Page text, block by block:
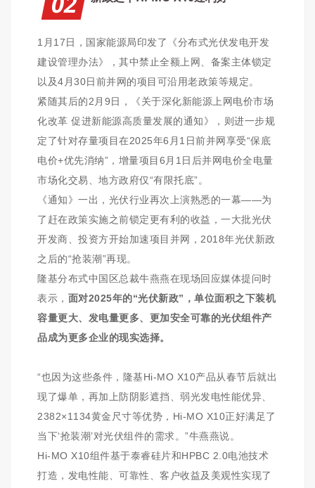
1月17日，国家能源局印发了《分布式光伏发电开发
建设管理办法》，其中禁止全额上网、备案主体锁定
以及4月30日前并网的项目可沿用老政策等规定。
紧随其后的2月9日，《关于深化新能源上网电价市场
化改革 促进新能源高质量发展的通知》，则进一步规
定了针对存量项目在2025年6月1日前并网享受“保底
电价+优先消纳”，增量项目6月1日后并网电价全电量
市场化交易、地方政府仅“有限托底”。
《通知》一出，光伏行业再次上演熟悉的一幕——为
了赶在政策实施之前锁定更有利的收益，一大批光伏
开发商、投资方开始加速项目并网，2018年光伏新政
之后的“抢装潮”再现。
隆基分布式中国区总裁牛燕燕在现场回应媒体提问时
表示 ， 面对2025年的“光伏新政”，单位面积之下装机
容量更大、发电量更多、更加安全可靠的光伏组件产
品成为更多企业的现实选择。
“也因为这些条件，隆基Hi-MO X10产品从春节后就出
现了爆单，再加上防阴影遮挡、弱光发电性能优异、
2382×1134黄金尺寸等优势，Hi-MO X10正好满足了
当下‘抢装潮’对光伏组件的需求。”牛燕燕说。
Hi-MO X10组件基于泰睿硅片和HPBC 2.0电池技术
打造，发电性能、可靠性、客户收益及美观性实现了